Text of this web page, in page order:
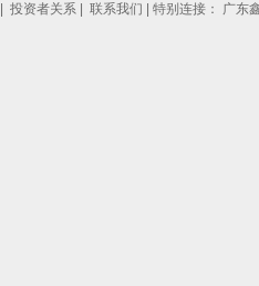
投资者关系 | 联系我们 | 特别连接： 广东